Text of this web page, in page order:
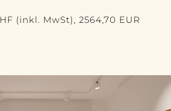
(inkl. MwSt), 2564,70 EUR